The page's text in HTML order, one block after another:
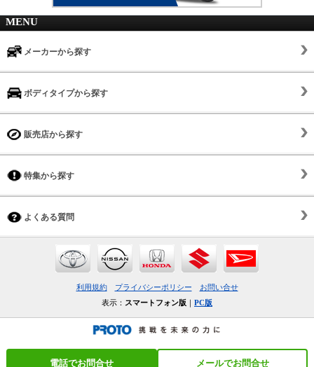
電話でお問合せ メールでお問合せ
MENU
メーカーから探す
ボディタイプから探す
販売店から探す
特集から探す
よくある質問
利用規約 プライバシーポリシー
お問い合せ
表示： スマートフォン版 ｜ PC版